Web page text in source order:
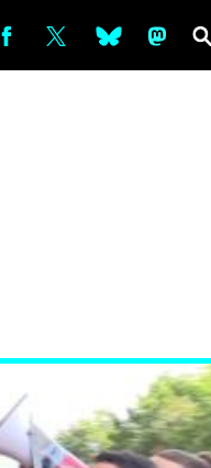
bsky ms